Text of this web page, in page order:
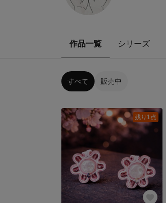
作品一覧 シリーズ
すべて 販売中
残り1点